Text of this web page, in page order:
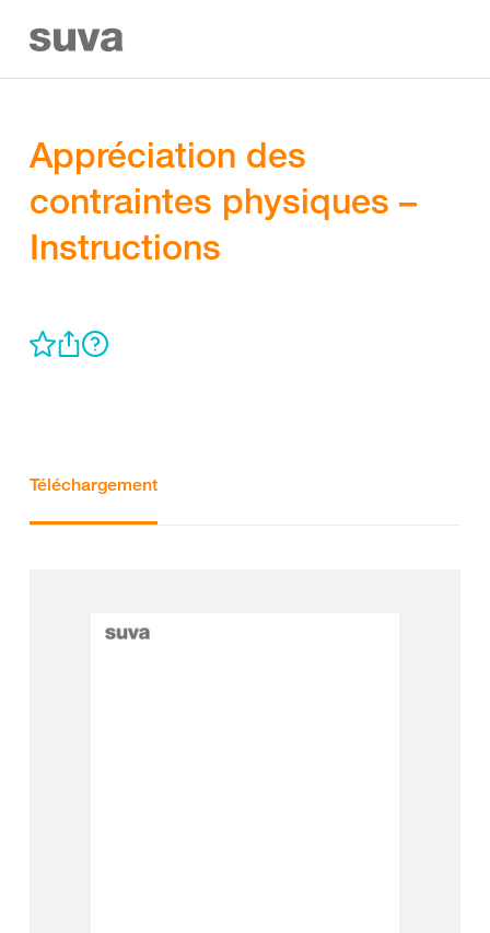
Appréciation des
contraintes physiques –
Instructions
Téléchargement